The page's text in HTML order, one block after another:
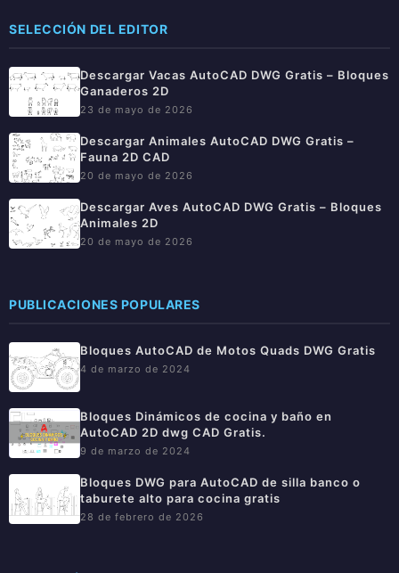
SELECCIÓN DEL EDITOR
Descargar Vacas AutoCAD DWG Gratis – Bloques
Ganaderos 2D
23 de mayo de 2026
Descargar Animales AutoCAD DWG Gratis –
Fauna 2D CAD
20 de mayo de 2026
Descargar Aves AutoCAD DWG Gratis – Bloques
Animales 2D
20 de mayo de 2026
PUBLICACIONES POPULARES
Bloques AutoCAD de Motos Quads DWG Gratis
4 de marzo de 2024
Bloques Dinámicos de cocina y baño en
AutoCAD 2D dwg CAD Gratis.
9 de marzo de 2024
Bloques DWG para AutoCAD de silla banco o
taburete alto para cocina gratis
28 de febrero de 2026